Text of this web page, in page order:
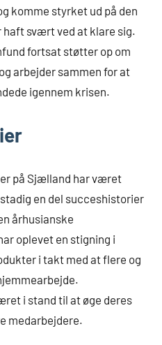
komme styrket ud på den
haft svært ved at klare sig.
fortsat støtter op om
arbejder sammen for at
igennem krisen.
på Sjælland har været
en del succeshistorier
århusianske
oplevet en stigning i
i takt med at flere og
i stand til at øge deres
medarbejdere.